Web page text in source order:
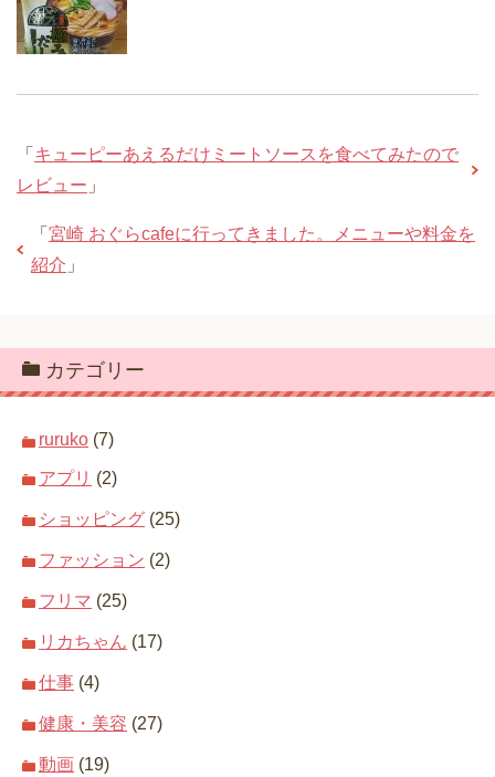
「 キューピーあえるだけミートソースを食べてみたので
レビュー 」
「 宮崎 おぐらcafeに行ってきました。メニューや料金を
紹介 」
カテゴリー
ruruko (7)
アプリ (2)
ショッピング (25)
ファッション (2)
フリマ (25)
リカちゃん (17)
仕事 (4)
健康・美容 (27)
動画 (19)